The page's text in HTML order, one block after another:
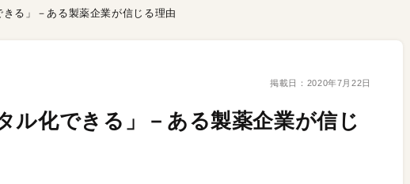
きる」－ある製薬企業が信じる理由
掲載日： 2020年7月22日
ル化できる」－ある製薬企業が信じ